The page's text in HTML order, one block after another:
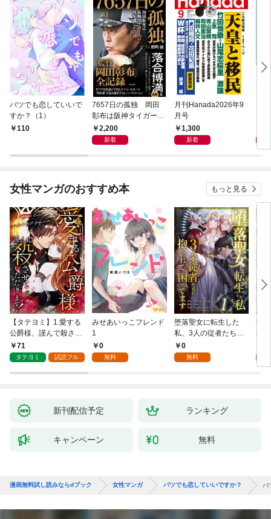
バツでも恋していいで
すか？（1）
110
7657日の孤独 岡田
彰布は阪神タイガース
に何を遺したのか
2,200
新着
月刊Hanada2026年9
月号
1,300
新着
ノ
女性マンガのおすすめ本 もっと見る
【タテヨミ】1.愛する
公爵様、謹んで殺させ
ていただきます！
71
タテヨミ 試読フル
みせあいっこフレンド
1
0
無料
堕落聖女に転生した
私、3人の従者たちに
抱かれて困ってます 第
1話
0
無料
授
身
新刊配信予定 ランキング
キャンペーン 無料
漫画無料試し読みならdブック 女性マンガ バツでも恋していいですか？ バ